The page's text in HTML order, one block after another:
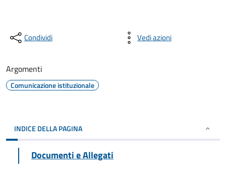
Condividi Vedi azioni
Argomenti
Comunicazione istituzionale
INDICE DELLA PAGINA
Documenti e Allegati